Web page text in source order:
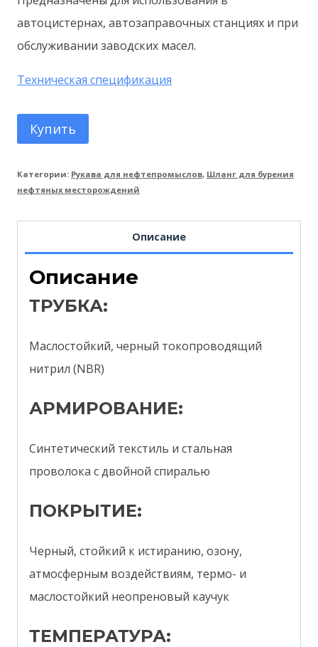
автоцистернах, автозаправочных станциях и при
обслуживании заводских масел.
Техническая спецификация
Купить
Категории: Рукава для нефтепромыслов, Шланг для бурения
нефтяных месторождений
Описание
Описание
ТРУБКА:
Маслостойкий, черный токопроводящий
нитрил (NBR)
АРМИРОВАНИЕ:
Синтетический текстиль и стальная
проволока с двойной спиралью
ПОКРЫТИЕ:
Черный, стойкий к истиранию, озону,
атмосферным воздействиям, термо- и
маслостойкий неопреновый каучук
ТЕМПЕРАТУРА: